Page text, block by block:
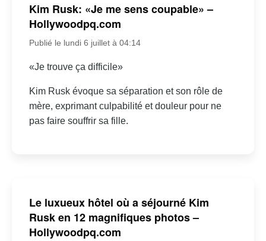
Kim Rusk: «Je me sens coupable» –
Hollywoodpq.com
Publié le lundi 6 juillet à 04:14
«Je trouve ça difficile»
Kim Rusk évoque sa séparation et son rôle de
mère, exprimant culpabilité et douleur pour ne
pas faire souffrir sa fille.
Le luxueux hôtel où a séjourné Kim
Rusk en 12 magnifiques photos –
Hollywoodpq.com